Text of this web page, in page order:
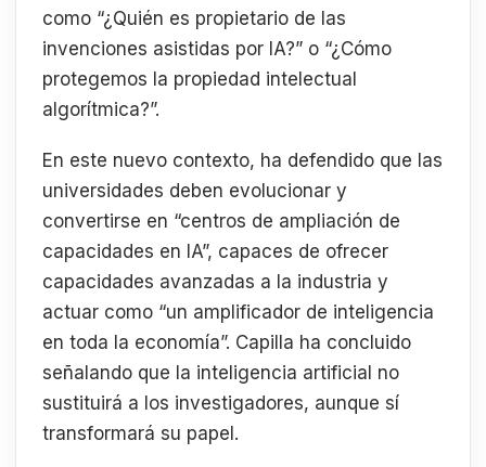
como “¿Quién es propietario de las
invenciones asistidas por IA?” o “¿Cómo
protegemos la propiedad intelectual
algorítmica?”.
En este nuevo contexto, ha defendido que las
universidades deben evolucionar y
convertirse en “centros de ampliación de
capacidades en IA”, capaces de ofrecer
capacidades avanzadas a la industria y
actuar como “un amplificador de inteligencia
en toda la economía”. Capilla ha concluido
señalando que la inteligencia artificial no
sustituirá a los investigadores, aunque sí
transformará su papel.